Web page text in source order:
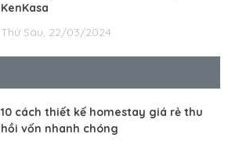
KenKasa
Thứ Sáu, 22/03/2024
10 cách thiết kế homestay giá rẻ thu
hồi vốn nhanh chóng